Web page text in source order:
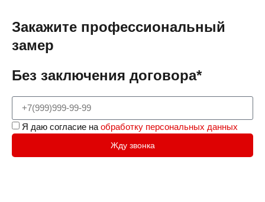
Закажите профессиональный
замер
Без заключения договора*
Я даю согласие на обработку персональных данных
Жду звонка